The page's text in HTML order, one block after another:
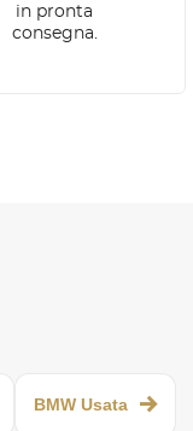
in pronta
consegna.
BMW Usata